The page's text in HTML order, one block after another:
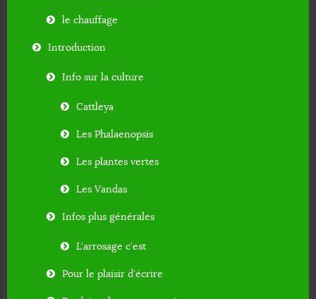
le chauffage
Introduction
Info sur la culture
Cattleya
Les Phalaenopsis
Les plantes vertes
Les Vandas
Infos plus générales
L'arrosage c'est
Pour le plaisir d'écrire